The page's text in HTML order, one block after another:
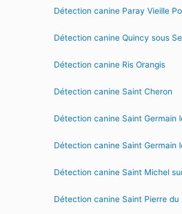
Détection canine Paray Vieille
Détection canine Quincy sous
Détection canine Ris Orangis
Détection canine Saint Cheron
Détection canine Saint Germain
Détection canine Saint Germain
Détection canine Saint Michel
Détection canine Saint Pierre du